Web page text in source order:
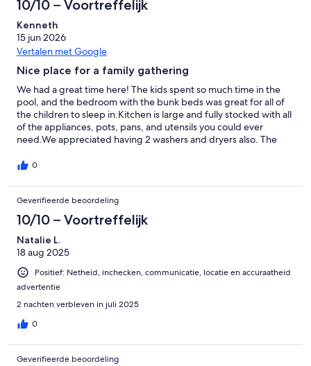
10/10 – Voortreffelijk
Kenneth
15 jun 2026
Vertalen met Google
Nice place for a family gathering
We had a great time here! The kids spent so much time in the
pool, and the bedroom with the bunk beds was great for all of
the children to sleep in.Kitchen is large and fully stocked with all
of the appliances, pots, pans, and utensils you could ever
need.We appreciated having 2 washers and dryers also. The
helpful.Close to downtown Seguin which was pleasant to walk
for BBQ. The line can be long but it is worth it at least
once!Would definitely recommend if you want a house you can
just hang out in and spend time with friends or family.
0
Geverifieerde beoordeling
10/10 – Voortreffelijk
Natalie L.
18 aug 2025
Positief: Netheid, inchecken, communicatie, locatie en accuraatheid
advertentie
2 nachten verbleven in juli 2025
0
Geverifieerde beoordeling